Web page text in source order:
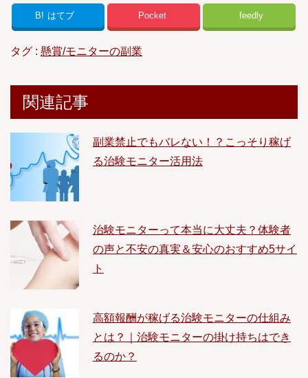
B! はてブ Pocket feedly
タグ : 懸賞/モニターの副業
関連記事
副業禁止でもバレない！？こっそり稼げ
る治験モニター活用法
治験モニターって本当に大丈夫？体験者
の声と不安の真実＆安心のおすすめ5サイ
ト
高額報酬が稼げる治験モニターの仕組み
とは？｜治験モニターの掛け持ちはでき
るのか？